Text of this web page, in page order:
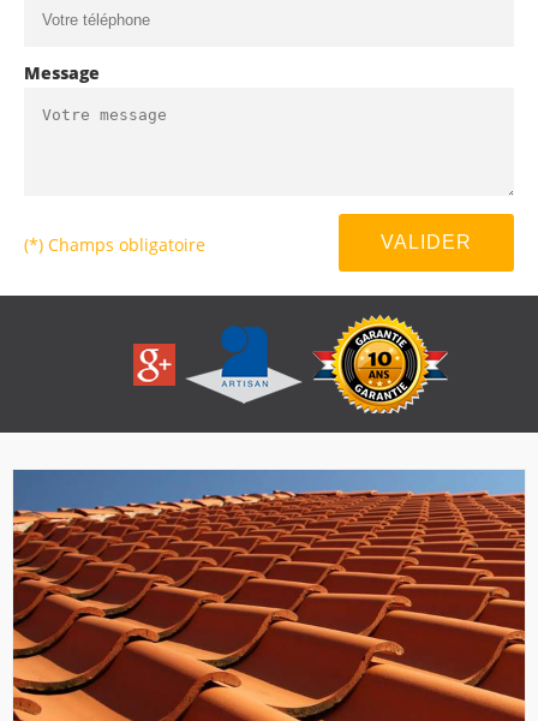
Message
(*) Champs obligatoire